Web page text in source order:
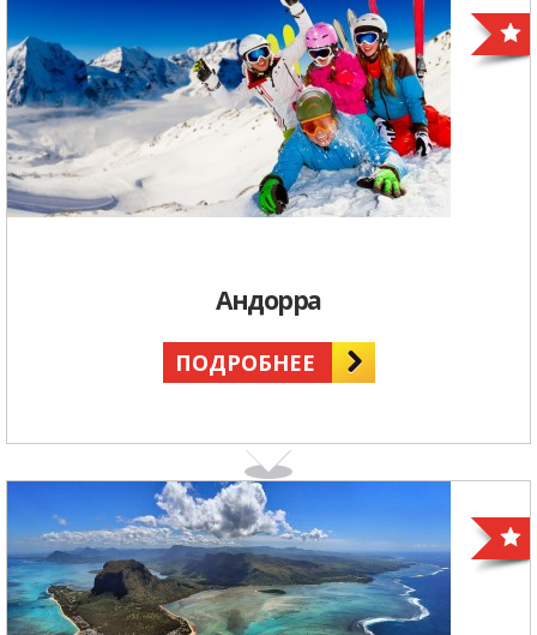
Андорра
ПОДРОБНЕЕ